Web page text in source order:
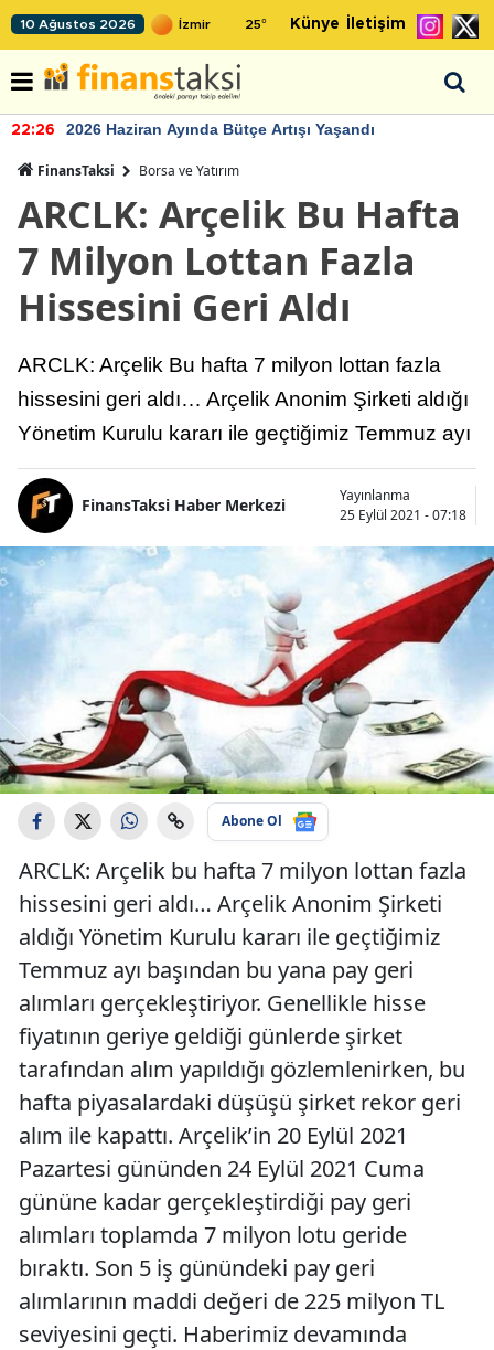
10 Ağustos 2026 25° Künye İletişim
22:26 2026 Haziran Ayında Bütçe Artışı Yaşandı
FinansTaksi Borsa ve Yatırım
ARCLK: Arçelik Bu Hafta
7 Milyon Lottan Fazla
Hissesini Geri Aldı
ARCLK: Arçelik Bu hafta 7 milyon lottan fazla
hissesini geri aldı… Arçelik Anonim Şirketi aldığı
Yönetim Kurulu kararı ile geçtiğimiz Temmuz ayı
FinansTaksi Haber Merkezi
Yayınlanma
25 Eylül 2021 - 07:18
Abone Ol
ARCLK: Arçelik bu hafta 7 milyon lottan fazla
hissesini geri aldı… Arçelik Anonim Şirketi
aldığı Yönetim Kurulu kararı ile geçtiğimiz
Temmuz ayı başından bu yana pay geri
alımları gerçekleştiriyor. Genellikle hisse
fiyatının geriye geldiği günlerde şirket
tarafından alım yapıldığı gözlemlenirken, bu
hafta piyasalardaki düşüşü şirket rekor geri
alım ile kapattı. Arçelik’in 20 Eylül 2021
Pazartesi gününden 24 Eylül 2021 Cuma
gününe kadar gerçekleştirdiği pay geri
alımları toplamda 7 milyon lotu geride
bıraktı. Son 5 iş günündeki pay geri
alımlarının maddi değeri de 225 milyon TL
seviyesini geçti. Haberimiz devamında